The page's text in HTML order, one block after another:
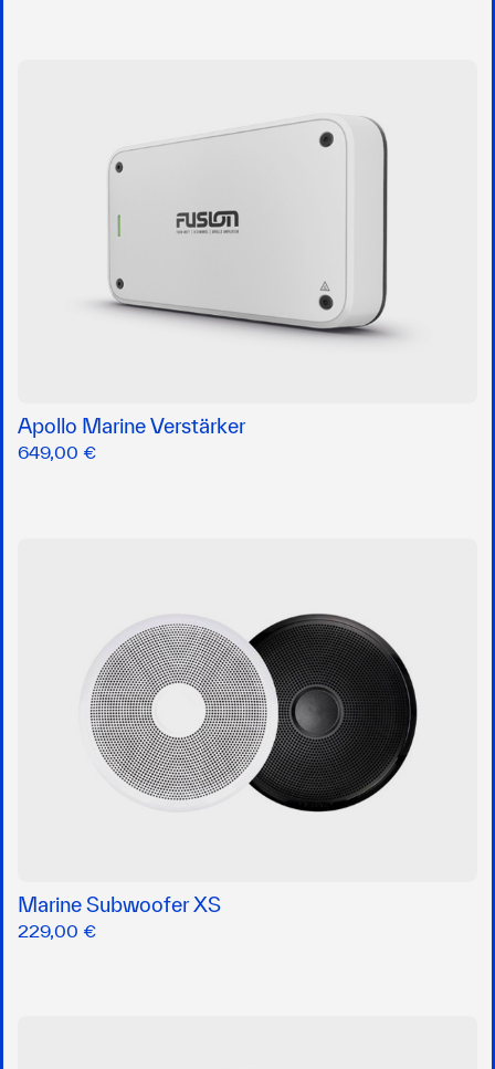
Apollo Marine Verstärker
649,00 €
Marine Subwoofer XS
229,00 €